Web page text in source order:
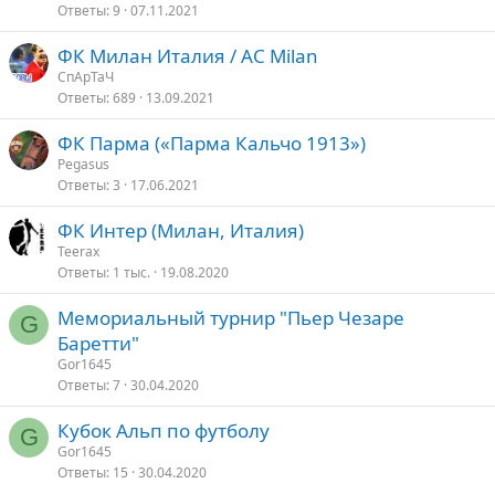
Ответы 9 07.11.2021
ФК Милан Италия / AC Milan
СпАрТаЧ
Ответы 689 13.09.2021
ФК Парма («Парма Кальчо 1913»)
Pegasus
Ответы 3 17.06.2021
ФК Интер (Милан, Италия)
Teerax
Ответы 1 тыс. 19.08.2020
G
Мемориальный турнир "Пьер Чезаре
Баретти"
Gor1645
Ответы 7 30.04.2020
G Кубок Альп по футболу
Gor1645
Ответы 15 30.04.2020